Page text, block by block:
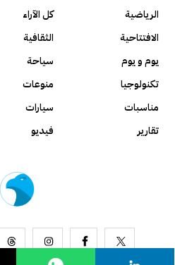
الرياضية
كل الآراء
الافتتاحية
الثقافية
يوم و يوم
سياحة
تكنولوجيا
منوعات
مناسبات
سيارات
تقارير
فيديو